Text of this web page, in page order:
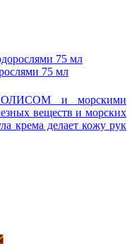
75 мл
и морскими
веществ и морских
крема делает кожу рук